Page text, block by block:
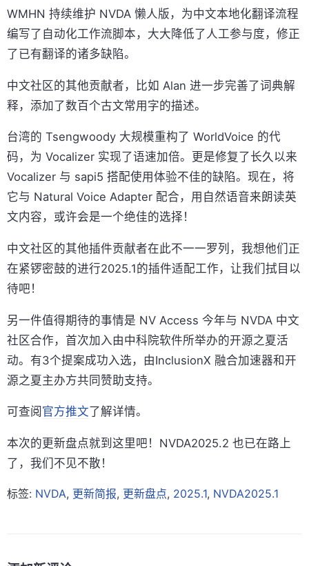
WMHN 持续维护 NVDA 懒人版，为中文本地化翻译流程
编写了自动化工作流脚本，大大降低了人工参与度，修正
了已有翻译的诸多缺陷。
中文社区的其他贡献者，比如 Alan 进一步完善了词典解
释，添加了数百个古文常用字的描述。
台湾的 Tsengwoody 大规模重构了 WorldVoice 的代
码，为 Vocalizer 实现了语速加倍。更是修复了长久以来
Vocalizer 与 sapi5 搭配使用体验不佳的缺陷。现在，将
它与 Natural Voice Adapter 配合，用自然语音来朗读英
文内容，或许会是一个绝佳的选择！
中文社区的其他插件贡献者在此不一一罗列，我想他们正
在紧锣密鼓的进行2025.1的插件适配工作，让我们拭目以
待吧！
另一件值得期待的事情是 NV Access 今年与 NVDA 中文
社区合作，首次加入由中科院软件所举办的开源之夏活
动。有3个提案成功入选，由InclusionX 融合加速器和开
源之夏主办方共同赞助支持。
可查阅 官方推文了解详情。
本次的更新盘点就到这里吧！NVDA2025.2 也已在路上
了，我们不见不散！
标签: NVDA, 更新简报, 更新盘点, 2025.1, NVDA2025.1